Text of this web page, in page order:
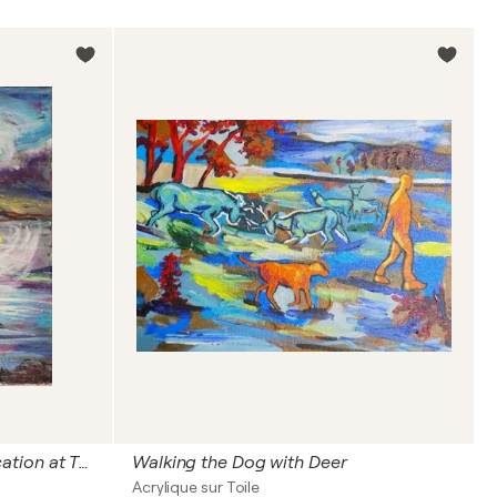
Reminders of Childhood Vacation at The Lake Walking the Dog with Deer
Acrylique sur Toile